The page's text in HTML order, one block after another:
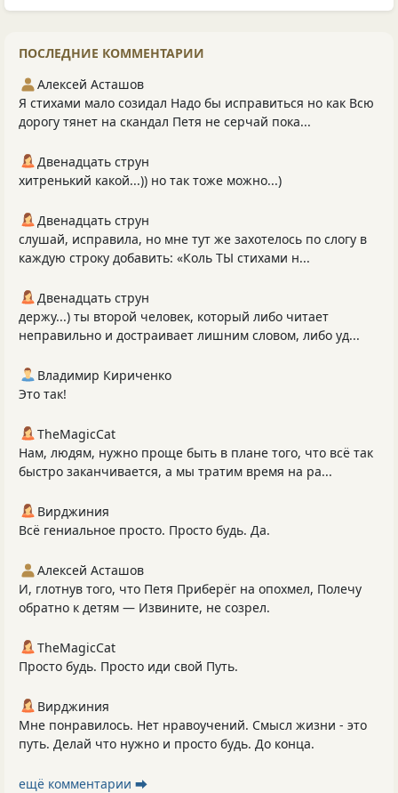
ПОСЛЕДНИЕ КОММЕНТАРИИ
Алексей Асташов
Я стихами мало созидал Надо бы исправиться но как Всю
дорогу тянет на скандал Петя не серчай пока...
Двенадцать струн
хитренький какой...)) но так тоже можно...)
Двенадцать струн
слушай, исправила, но мне тут же захотелось по слогу в
каждую строку добавить: «Коль ТЫ стихами н...
Двенадцать струн
держу...) ты второй человек, который либо читает
неправильно и достраивает лишним словом, либо уд...
Владимир Кириченко
Это так!
TheMagicCat
Нам, людям, нужно проще быть в плане того, что всё так
быстро заканчивается, а мы тратим время на ра...
Вирджиния
Всё гениальное просто. Просто будь. Да.
Алексей Асташов
И, глотнув того, что Петя Приберёг на опохмел, Полечу
обратно к детям — Извините, не созрел.
TheMagicCat
Просто будь. Просто иди свой Путь.
Вирджиния
Мне понравилось. Нет нравоучений. Смысл жизни - это
путь. Делай что нужно и просто будь. До конца.
ещё комментарии ⮕